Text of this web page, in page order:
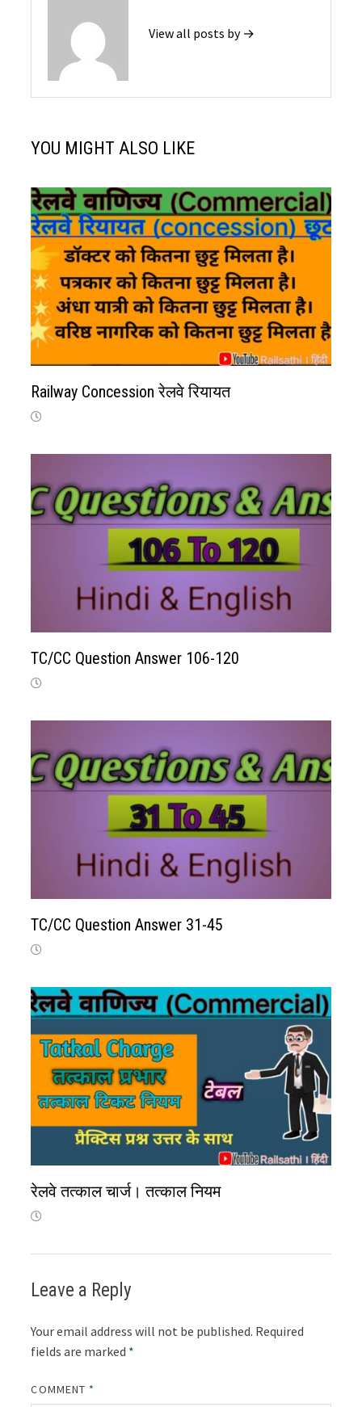
View all posts by →
YOU MIGHT ALSO LIKE
Railway Concession रेलवे रियायत
TC/CC Question Answer 106-120
TC/CC Question Answer 31-45
रेलवे तत्काल चार्ज। तत्काल नियम
Leave a Reply
Your email address will not be published. Required
fields are marked *
COMMENT *